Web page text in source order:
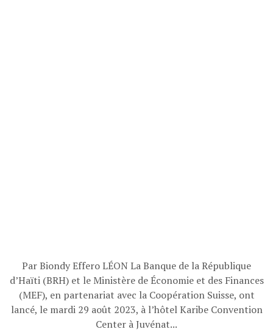
Par Biondy Effero LÉON La Banque de la République
d’Haïti (BRH) et le Ministère de Économie et des Finances
(MEF), en partenariat avec la Coopération Suisse, ont
lancé, le mardi 29 août 2023, à l’hôtel Karibe Convention
Center à Juvénat...